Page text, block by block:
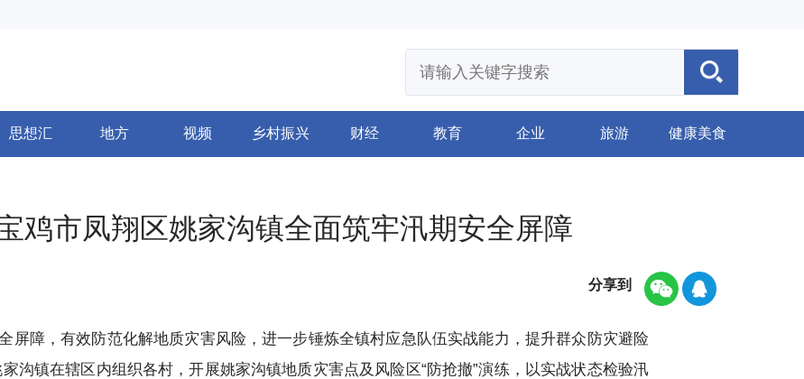
思想汇 地方 视频 乡村振兴 财经 教育 企业 旅游 健康美食
鸡市凤翔区姚家沟镇全面筑牢汛期安全屏障
分享到
屏障，有效防范化解地质灾害风险，进一步锤炼全镇村应急队伍实战能力，提升群众防灾避险
沟镇在辖区内组织各村，开展姚家沟镇地质灾害点及风险区“防抢撤”演练，以实战状态检验汛